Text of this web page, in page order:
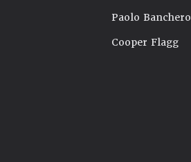
Paolo Banchero
Cooper Flagg